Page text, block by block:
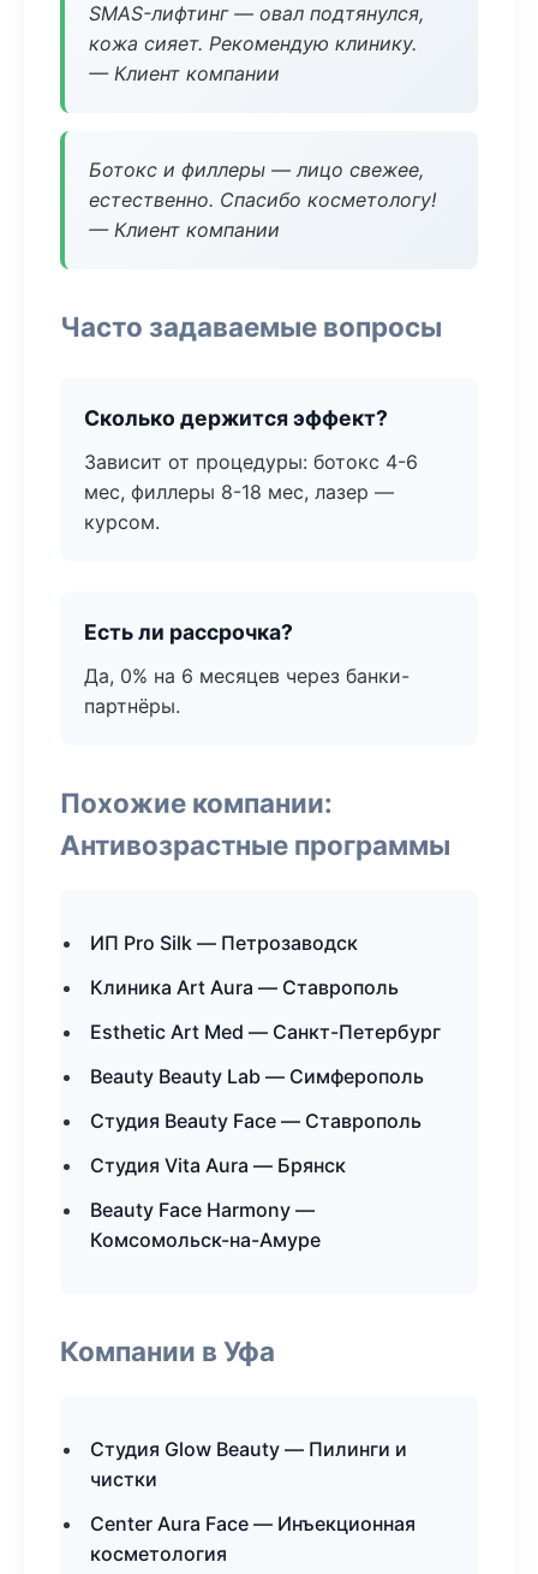
SMAS-лифтинг — овал подтянулся,
кожа сияет. Рекомендую клинику.
— Клиент компании
Ботокс и филлеры — лицо свежее,
естественно. Спасибо косметологу!
— Клиент компании
Часто задаваемые вопросы
Сколько держится эффект?
Зависит от процедуры: ботокс 4-6
мес, филлеры 8-18 мес, лазер —
курсом.
Есть ли рассрочка?
Да, 0% на 6 месяцев через банки-
партнёры.
Похожие компании:
Антивозрастные программы
ИП Pro Silk — Петрозаводск
Клиника Art Aura — Ставрополь
Esthetic Art Med — Санкт-Петербург
Beauty Beauty Lab — Симферополь
Студия Beauty Face — Ставрополь
Студия Vita Aura — Брянск
Beauty Face Harmony —
Комсомольск-на-Амуре
Компании в Уфа
Студия Glow Beauty — Пилинги и
чистки
Center Aura Face — Инъекционная
косметология